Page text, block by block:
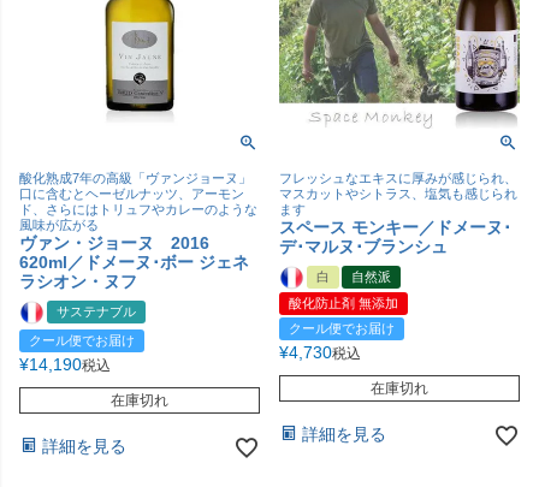
酸化熟成7年の高級「ヴァンジョーヌ」
口に含むとヘーゼルナッツ、アーモン
ド、さらにはトリュフやカレーのような
風味が広がる
ヴァン・ジョーヌ 2016
620ml／ドメーヌ･ボー ジェネ
ラシオン・ヌフ
サステナブル
クール便でお届け
¥14,190税込
在庫切れ
詳細を見る
フレッシュなエキスに厚みが感じられ、
マスカットやシトラス、塩気も感じられ
ます
スペース モンキー／ドメーヌ･
デ･マルヌ･ブランシュ
白
自然派
酸化防止剤 無添加
クール便でお届け
¥4,730税込
在庫切れ
詳細を見る